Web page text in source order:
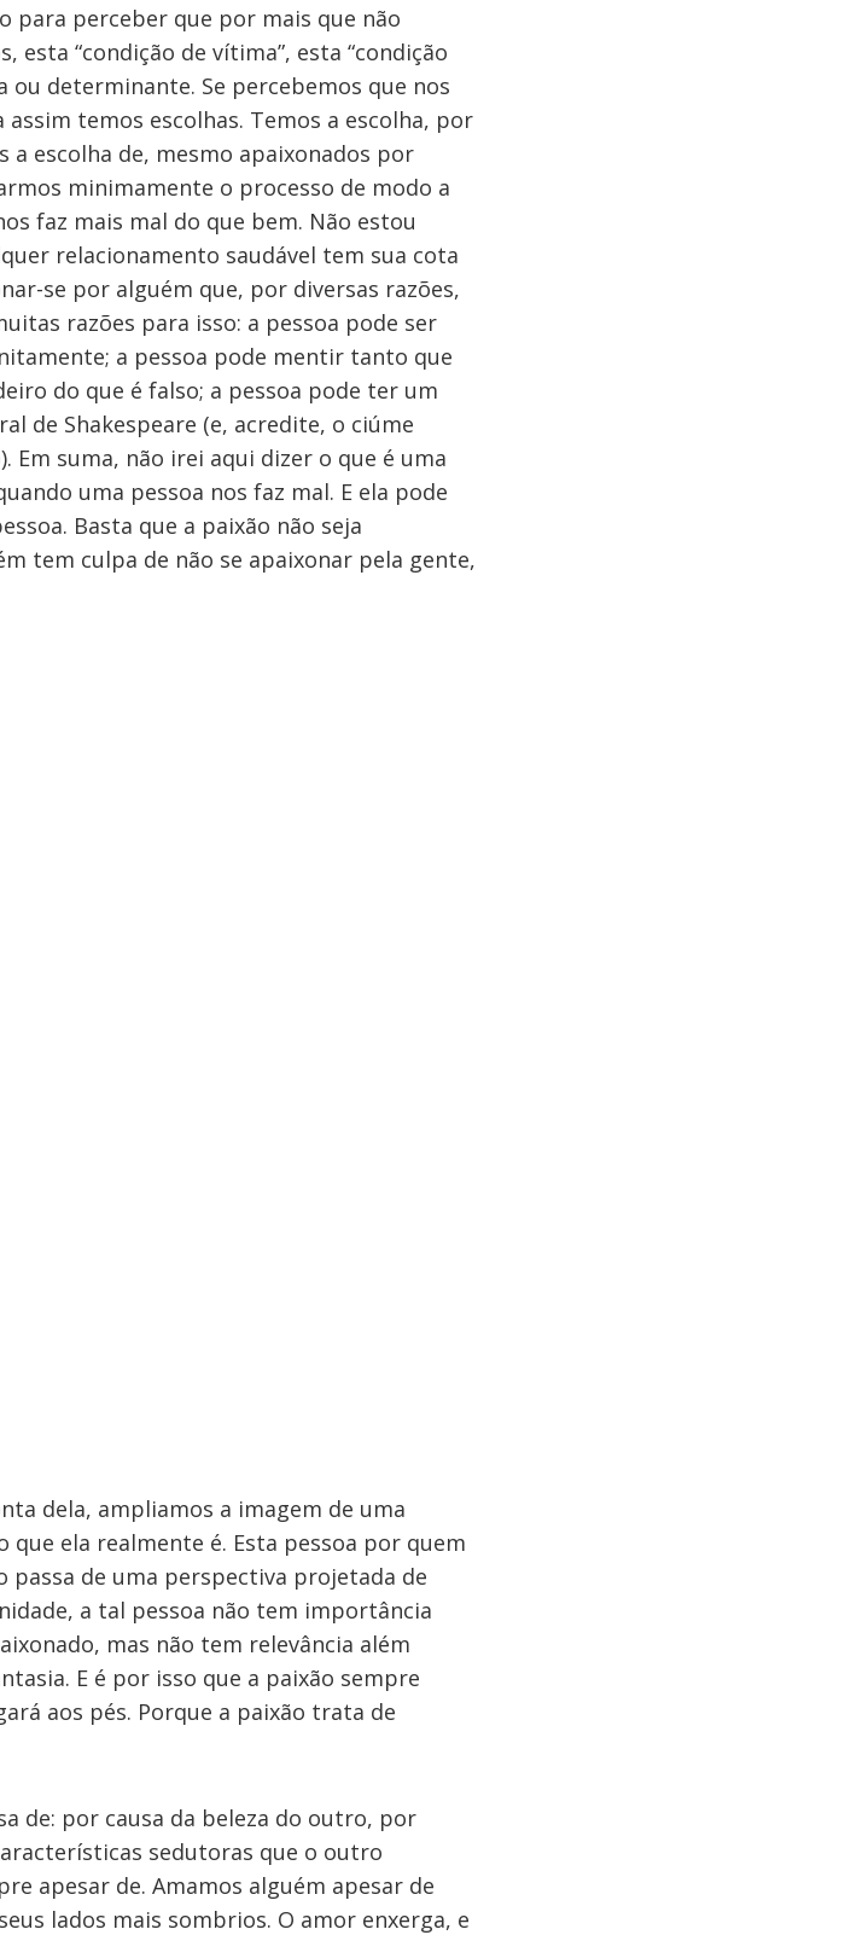
para perceber que por mais que não
esta “condição de vítima”, esta “condição
ou determinante. Se percebemos que nos
temos escolhas. Temos a escolha, por
escolha de, mesmo apaixonados por
minimamente o processo de modo a
faz mais mal do que bem. Não estou
relacionamento saudável tem sua cota
se por alguém que, por diversas razões,
razões para isso: a pessoa pode ser
a pessoa pode mentir tanto que
do que é falso; a pessoa pode ter um
de Shakespeare (e, acredite, o ciúme
Em suma, não irei aqui dizer o que é uma
uma pessoa nos faz mal. E ela pode
Basta que a paixão não seja
tem culpa de não se apaixonar pela gente,
dela, ampliamos a imagem de uma
ela realmente é. Esta pessoa por quem
passa de uma perspectiva projetada de
a tal pessoa não tem importância
mas não tem relevância além
E é por isso que a paixão sempre
aos pés. Porque a paixão trata de
de: por causa da beleza do outro, por
sedutoras que o outro
apesar de. Amamos alguém apesar de
lados mais sombrios. O amor enxerga, e